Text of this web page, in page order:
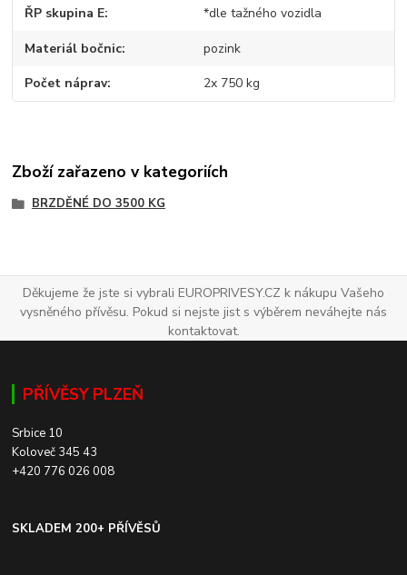
ŘP skupina E *dle tažného vozidla
Materiál bočnic pozink
Počet náprav 2x 750 kg
Zboží zařazeno v kategoriích
BRZDĚNÉ DO 3500 KG
Děkujeme že jste si vybrali EUROPRIVESY.CZ k nákupu Vašeho
vysněného přívěsu. Pokud si nejste jist s výběrem neváhejte nás
kontaktovat.
PŘÍVĚSY PLZEŇ
Srbice 10
Koloveč 345 43
+420 776 026 008
SKLADEM 200+ PŘÍVĚSŮ